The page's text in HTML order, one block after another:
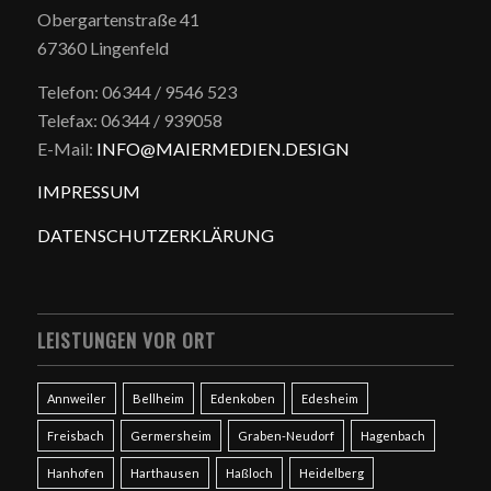
Obergartenstraße 41
67360 Lingenfeld
Telefon: 06344 / 9546 523
Telefax: 06344 / 939058
E-Mail: INFO@MAIERMEDIEN.DESIGN
IMPRESSUM
DATENSCHUTZERKLÄRUNG
LEISTUNGEN VOR ORT
Annweiler Bellheim Edenkoben Edesheim
Freisbach Germersheim Graben-Neudorf Hagenbach
Hanhofen Harthausen Haßloch Heidelberg